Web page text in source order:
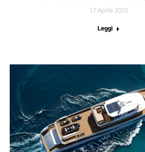
17 Aprile 2025
Leggi